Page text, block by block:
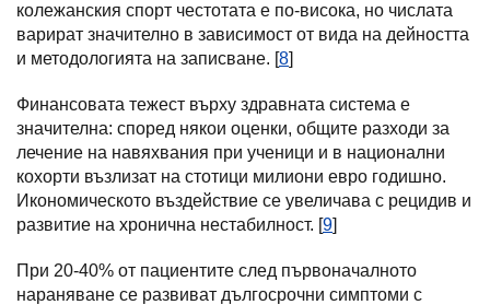
колежанския спорт честотата е по-висока, но числата
варират значително в зависимост от вида на дейността
и методологията на записване. [8]
Финансовата тежест върху здравната система е
значителна: според някои оценки, общите разходи за
лечение на навяхвания при ученици и в национални
кохорти възлизат на стотици милиони евро годишно.
Икономическото въздействие се увеличава с рецидив и
развитие на хронична нестабилност. [9]
При 20-40% от пациентите след първоначалното
нараняване се развиват дългосрочни симптоми с